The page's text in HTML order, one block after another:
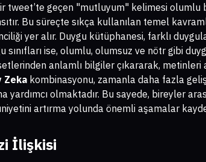
tweet’te geçen "mutluyum" kelimesi olumlu
Bu süreçte sıkça kullanılan temel
yer alır. Duygu kütüphanesi, farklı
ise, olumlu, olumsuz ve nötr gibi
anlamlı bilgiler çıkararak,
Zeka kombinasyonu, zamanla daha fazla
yardımcı olmaktadır. Bu sayede, bireyler
artırma yolunda önemli aşamalar
İlişkisi